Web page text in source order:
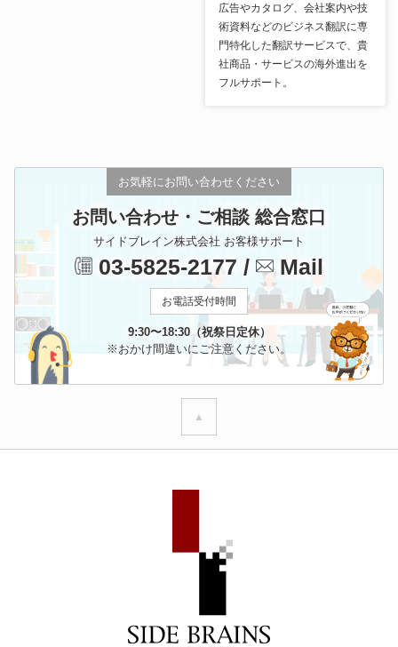
広告やカタログ、会社案内や技
術資料などのビジネス翻訳に専
門特化した翻訳サービスで、貴
社商品・サービスの海外進出を
フルサポート。
お気軽にお問い合わせください
お問い合わせ・ご相談 総合窓口
サイドブレイン株式会社 お客様サポート
03-5825-2177 / Mail
お電話受付時間
9:30〜18:30（祝祭日定休）
※おかけ間違いにご注意ください。
▲